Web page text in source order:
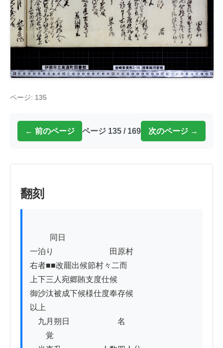
ページ: 135
← 前のページ ページ 135 / 169 次のページ →
翻刻
一泊り　　　　　　　田原村
右者■■改罷出候節村々二而
上下三人宛郷賄支度仕候
御沙汰被成下候様仕度奉存候
以上
九月朔日　　　　　　名
覚